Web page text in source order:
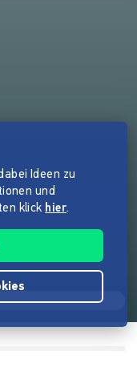
Ideen zu
und
klick hier.